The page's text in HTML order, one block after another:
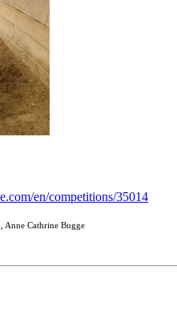
en/competitions/35014
Anne Cathrine Bugge